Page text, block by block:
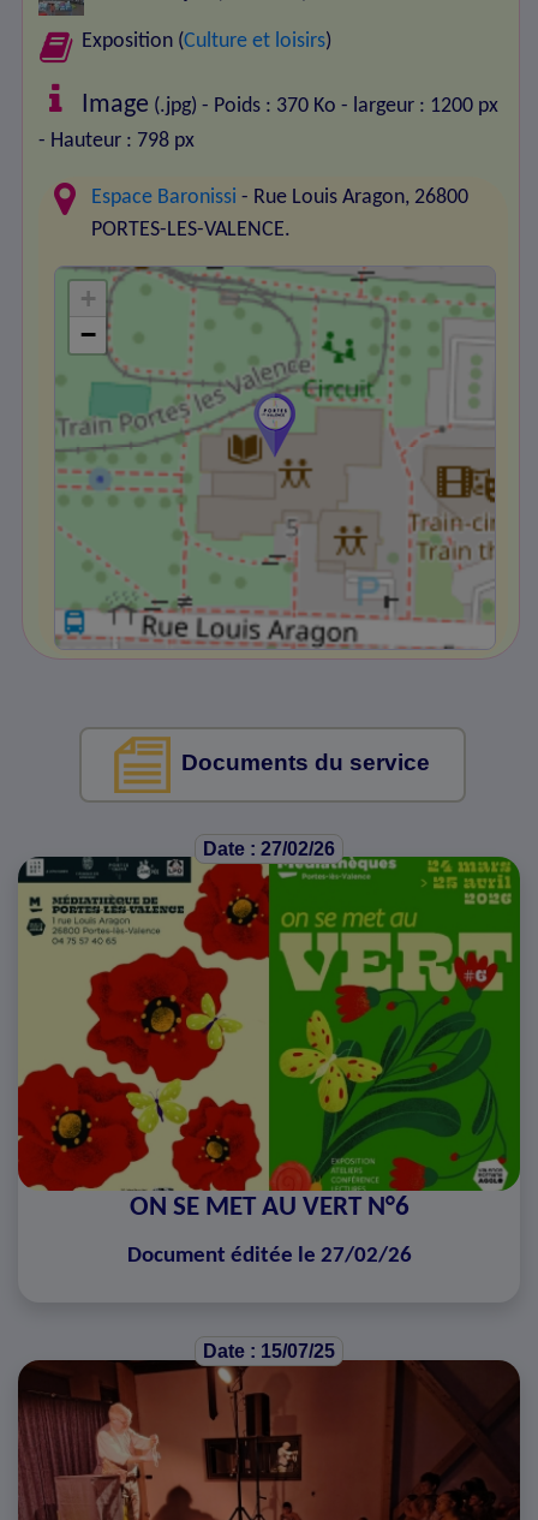
Exposition (Culture et loisirs)
Image (.jpg) - Poids : 370 Ko - largeur : 1200 px
- Hauteur : 798 px
Espace Baronissi - Rue Louis Aragon, 26800
PORTES-LES-VALENCE.
+
−
Documents du service
Date : 27/02/26
ON SE MET AU VERT N°6
Document éditée le 27/02/26
Date : 15/07/25